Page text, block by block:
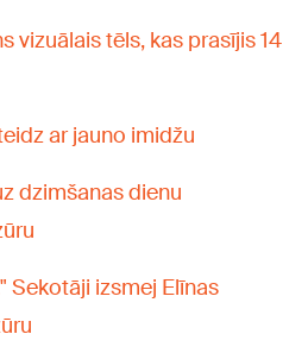
vizuālais tēls, kas prasījis 14
ar jauno imidžu
dzimšanas dienu
Sekotāji izsmej Elīnas